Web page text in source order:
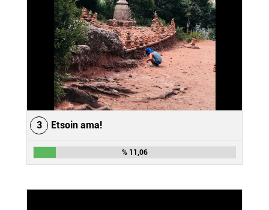
3 Etsoin ama!
% 11,06